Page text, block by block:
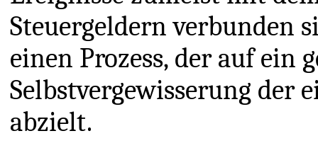
Steuergeldern verbunden
einen Prozess, der auf ein
Selbstvergewisserung
abzielt.